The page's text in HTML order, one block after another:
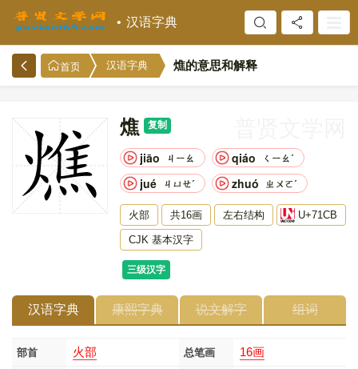
汉语字典
首页 汉语字典 燋的意思和解释
燋 复制
jiāo ㄐㄧㄠ qiáo ㄑㄧㄠˊ
jué ㄐㄩㄝˊ zhuó ㄓㄨㄛˊ
火部 共16画 左右结构 U+71CB
CJK 基本汉字
三级汉字
汉语字典 康熙字典 说文解字 组词
部首 火部 总笔画 16画